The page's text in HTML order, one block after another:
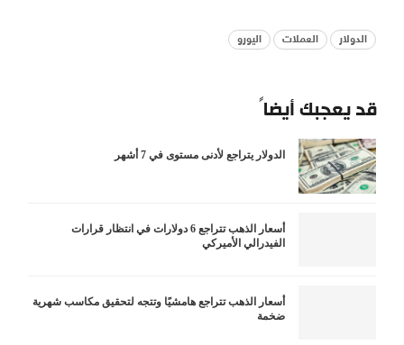
الدولار العملات اليورو
قد يعجبك أيضاً
الدولار يتراجع لأدنى مستوى في 7 أشهر
أسعار الذهب تتراجع 6 دولارات في انتظار قرارات
الفيدرالي الأميركي
أسعار الذهب تتراجع هامشيًا وتتجه لتحقيق مكاسب شهرية
ضخمة